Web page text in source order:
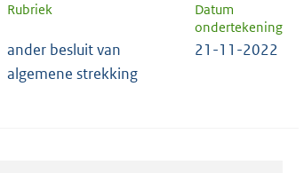
Rubriek
Datum
ondertekening
ander besluit van
algemene strekking
21-11-2022